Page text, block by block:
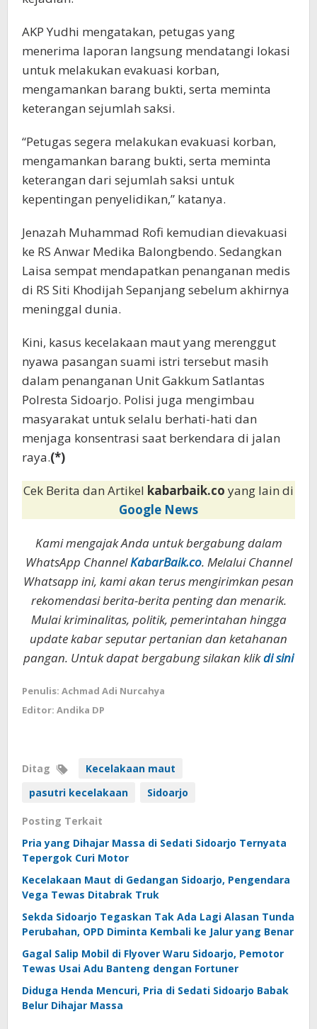
AKP Yudhi mengatakan, petugas yang
menerima laporan langsung mendatangi lokasi
untuk melakukan evakuasi korban,
mengamankan barang bukti, serta meminta
keterangan sejumlah saksi.
“Petugas segera melakukan evakuasi korban,
mengamankan barang bukti, serta meminta
keterangan dari sejumlah saksi untuk
kepentingan penyelidikan,” katanya.
Jenazah Muhammad Rofi kemudian dievakuasi
ke RS Anwar Medika Balongbendo. Sedangkan
Laisa sempat mendapatkan penanganan medis
di RS Siti Khodijah Sepanjang sebelum akhirnya
meninggal dunia.
Kini, kasus kecelakaan maut yang merenggut
nyawa pasangan suami istri tersebut masih
dalam penanganan Unit Gakkum Satlantas
Polresta Sidoarjo. Polisi juga mengimbau
masyarakat untuk selalu berhati-hati dan
menjaga konsentrasi saat berkendara di jalan
raya.(*)
Cek Berita dan Artikel kabarbaik.co yang lain di
Google News
Kami mengajak Anda untuk bergabung dalam
WhatsApp ChannelKabarBaik.co. Melalui Channel
Whatsapp ini, kami akan terus mengirimkan pesan
rekomendasi berita-berita penting dan menarik.
Mulai kriminalitas, politik, pemerintahan hingga
update kabar seputar pertanian dan ketahanan
pangan. Untuk dapat bergabung silakan klikdi sini
Penulis: Achmad Adi Nurcahya
Editor: Andika DP
Ditag
Kecelakaan maut
pasutri kecelakaan
Sidoarjo
Posting Terkait
Pria yang Dihajar Massa di Sedati Sidoarjo Ternyata
Tepergok Curi Motor
Kecelakaan Maut di Gedangan Sidoarjo, Pengendara
Vega Tewas Ditabrak Truk
Sekda Sidoarjo Tegaskan Tak Ada Lagi Alasan Tunda
Perubahan, OPD Diminta Kembali ke Jalur yang Benar
Gagal Salip Mobil di Flyover Waru Sidoarjo, Pemotor
Tewas Usai Adu Banteng dengan Fortuner
Diduga Henda Mencuri, Pria di Sedati Sidoarjo Babak
Belur Dihajar Massa